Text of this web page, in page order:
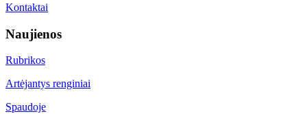
Kontaktai
Naujienos
Rubrikos
Artėjantys renginiai
Spaudoje